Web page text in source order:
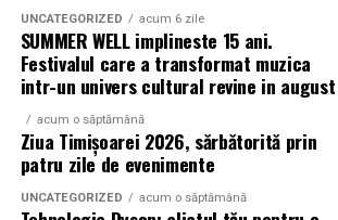
UNCATEGORIZED acum 6 zile
SUMMER WELL implineste 15 ani.
Festivalul care a transformat muzica
intr-un univers cultural revine in august
acum o săptămână
Ziua Timișoarei 2026, sărbătorită prin
patru zile de evenimente
UNCATEGORIZED acum o săptămână